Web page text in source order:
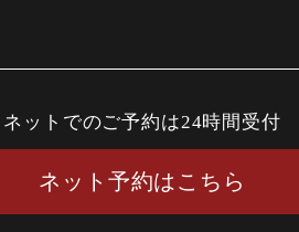
ネットでのご予約は24時間受付
ネット予約はこちら